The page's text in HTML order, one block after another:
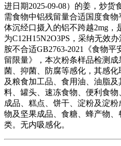
进日期2025-09-08）的姜，炒货
需食物中铝残留量合适国度食
体沉经口摄入的铝不跨越2mg
为C12H15N2O3PS，采纳无效
胺不合适GB2763-2021《食物
留限量》，本次粉条样品检测
菌、抑菌、防腐等感化，其感
及粮食加工品、食用油、油脂
料、罐头、速冻食物、便利食
成品、糕点、饼干、淀粉及淀
物及坚果成品、食糖、蜂产物
类。无内吸感化。